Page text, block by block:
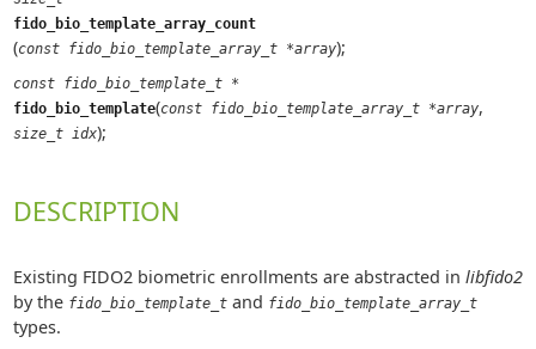
fido_bio_template_array_count
(const fido_bio_template_array_t *array);
const fido_bio_template_t *
fido_bio_template(const fido_bio_template_array_t *array,
size_t idx);
DESCRIPTION
Existing FIDO2 biometric enrollments are abstracted in libfido2
by the fido_bio_template_tand fido_bio_template_array_t
types.